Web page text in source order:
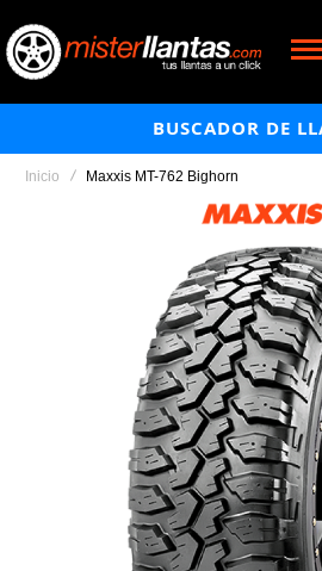
BUSCADOR DE
Inicio Maxxis MT-762 Bighorn